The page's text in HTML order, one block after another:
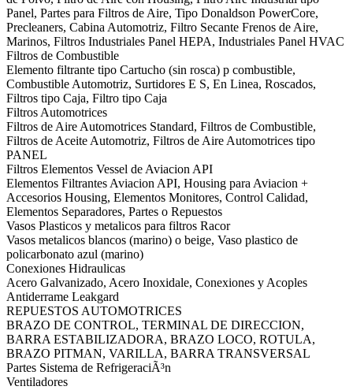
Panel, Partes para Filtros de Aire, Tipo Donaldson PowerCore,
Precleaners, Cabina Automotriz, Filtro Secante Frenos de Aire,
Marinos, Filtros Industriales Panel HEPA, Industriales Panel HVAC
Filtros de Combustible
Elemento filtrante tipo Cartucho (sin rosca) p combustible,
Combustible Automotriz, Surtidores E S, En Linea, Roscados,
Filtros tipo Caja, Filtro tipo Caja
Filtros Automotrices
Filtros de Aire Automotrices Standard, Filtros de Combustible,
Filtros de Aceite Automotriz, Filtros de Aire Automotrices tipo
PANEL
Filtros Elementos Vessel de Aviacion API
Elementos Filtrantes Aviacion API, Housing para Aviacion +
Accesorios Housing, Elementos Monitores, Control Calidad,
Elementos Separadores, Partes o Repuestos
Vasos Plasticos y metalicos para filtros Racor
Vasos metalicos blancos (marino) o beige, Vaso plastico de
policarbonato azul (marino)
Conexiones Hidraulicas
Acero Galvanizado, Acero Inoxidale, Conexiones y Acoples
Antiderrame Leakgard
REPUESTOS AUTOMOTRICES
BRAZO DE CONTROL, TERMINAL DE DIRECCION,
BARRA ESTABILIZADORA, BRAZO LOCO, ROTULA,
BRAZO PITMAN, VARILLA, BARRA TRANSVERSAL
Partes Sistema de RefrigeraciÃ³n
Ventiladores